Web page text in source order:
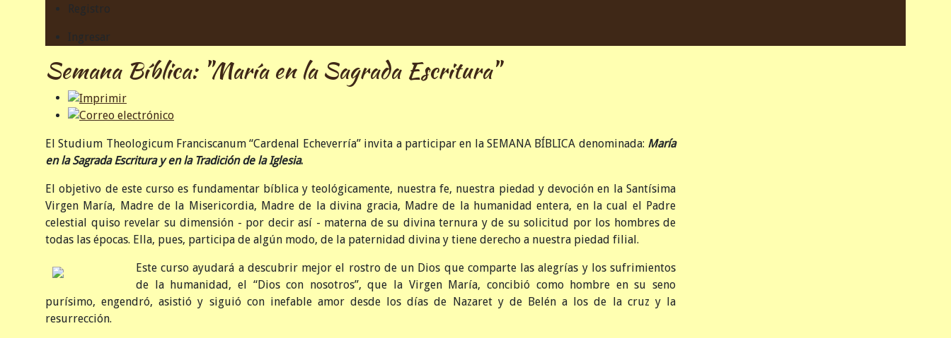
Registro
Ingresar
Semana Bíblica: "María en la Sagrada Escritura"
El Studium Theologicum Franciscanum “Cardenal Echeverría” invita a participar en la SEMANA BÍBLICA denominada: María
en la Sagrada Escritura y en la Tradiciónde la Iglesia.
El objetivo de este curso es fundamentar bíblica y teológicamente, nuestra fe, nuestra piedad y devoción en la Santísima
Virgen María, Madre de la Misericordia, Madre de la divina gracia, Madre de la humanidad entera, en la cual el Padre
celestial quiso revelar su dimensión - por decir así - materna de su divina ternura y de su solicitud por los hombres de
todas las épocas. Ella, pues, participa de algún modo, de la paternidad divina y tiene derecho a nuestra piedad filial.
Este curso ayudará a descubrir mejor el rostro de un Dios que comparte las alegrías y los sufrimientos
de la humanidad, el “Dios con nosotros”, que la Virgen María, concibió como hombre en su seno
purísimo, engendró, asistió y siguió con inefable amor desde los días de Nazaret y de Belén a los de la cruz y la
resurrección.